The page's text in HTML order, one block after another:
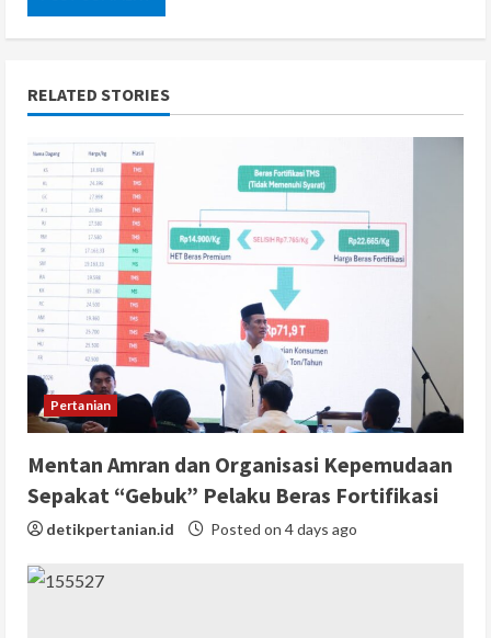
RELATED STORIES
Pertanian
Mentan Amran dan Organisasi Kepemudaan
Sepakat “Gebuk” Pelaku Beras Fortifikasi
detikpertanian.id Posted on 4 days ago